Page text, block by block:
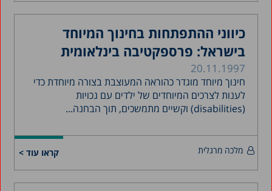
כיווני ההתפתחות בחינוך המיוחד
בישראל: פרספקטיבה בינלאומית
20.11.1997
חינוך מיוחד מוגדר כהוראה המעוצבת בצורה מיוחדת כדי
לענות לצרכים המיוחדים של ילדים עם נכויות
(disabilities) וקשיים מתמשכים, תוך הבחנה...
קראו עוד > מלכה מרגלית